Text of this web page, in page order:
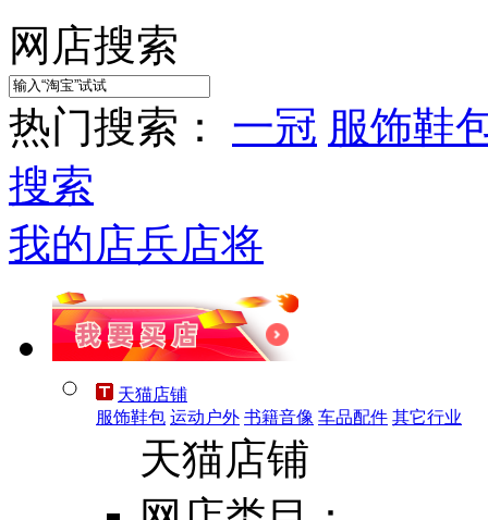
网店搜索
热门搜索： 一冠 服饰鞋
搜索
我的店兵店将
天猫店铺
服饰鞋包 运动户外 书籍音像 车品配件 其它行业
天猫店铺